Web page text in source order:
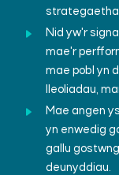
Nid yw'r
mae'r
mae pobl yn
lleoliadau,
Mae angen
yn enwedig
gallu
deunyddiau.